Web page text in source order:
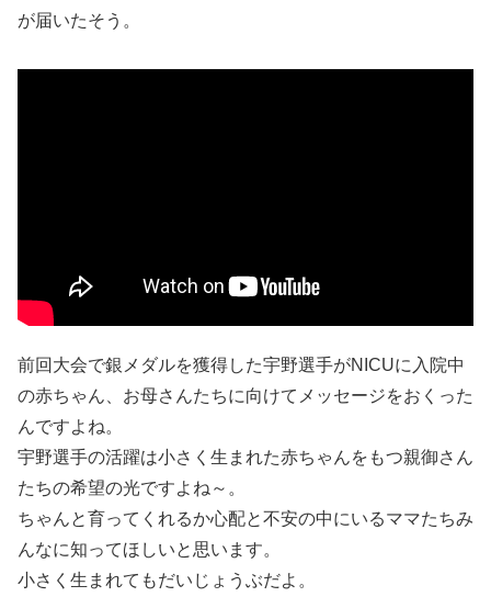
が届いたそう。
前回大会で銀メダルを獲得した宇野選手がNICUに入院中
の赤ちゃん、お母さんたちに向けてメッセージをおくった
んですよね。
宇野選手の活躍は小さく生まれた赤ちゃんをもつ親御さん
たちの希望の光ですよね～。
ちゃんと育ってくれるか心配と不安の中にいるママたちみ
んなに知ってほしいと思います。
小さく生まれてもだいじょうぶだよ。